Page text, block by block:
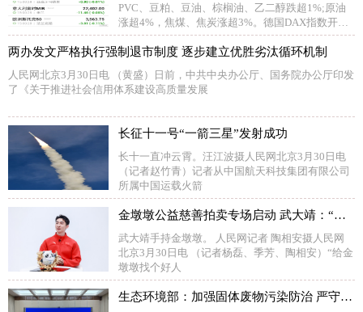
PVC、豆粕、豆油、棕榈油、乙二醇跌超1%;原油
涨超4%，焦煤、焦炭涨超3%。德国DAX指数开涨0
08%
两办发文严格执行强制退市制度 逐步建立优胜劣汰循环机制
人民网北京3月30日电 （黄盛）日前，中共中央办公厅、国务院办公厅印发
了《关于推进社会信用体系建设高质量发展
长征十一号“一箭三星”发射成功
长十一直冲云霄。汪江波摄人民网北京3月30日电
（记者赵竹青）记者从中国航天科技集团有限公司
所属中国运载火箭
金墩墩公益慈善拍卖专场启动 武大靖：“给金墩墩找个好人家”
武大靖手持金墩墩。 人民网记者 陶相安摄人民网
北京3月30日电 （记者杨磊、季芳、陶相安）“给金
墩墩找个好人
生态环境部：加强固体废物污染防治 严守生态环境风险“底线”